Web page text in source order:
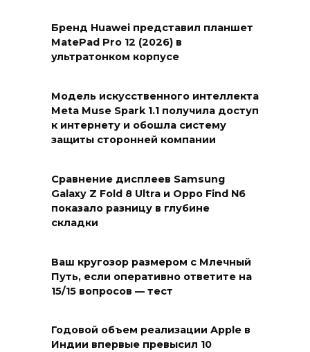
Бренд Huawei представил планшет
MatePad Pro 12 (2026) в
ультратонком корпусе
Модель искусственного интеллекта
Meta Muse Spark 1.1 получила доступ
к интернету и обошла систему
защиты сторонней компании
Сравнение дисплеев Samsung
Galaxy Z Fold 8 Ultra и Oppo Find N6
показало разницу в глубине
складки
Ваш кругозор размером с Млечный
Путь, если оперативно ответите на
15/15 вопросов — тест
Годовой объем реализации Apple в
Индии впервые превысил 10